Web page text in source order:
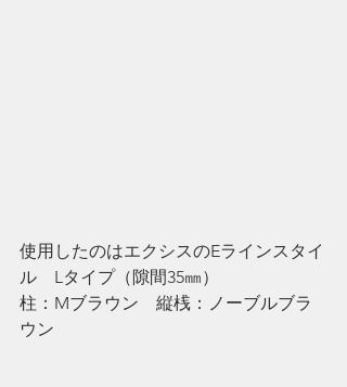
使用したのはエクシスのEラインスタイ
ル　Lタイプ（隙間35㎜）
柱：Mブラウン　縦桟：ノーブルブラ
ウン